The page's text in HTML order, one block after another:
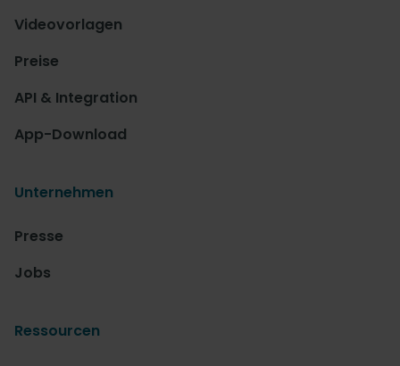
Videovorlagen
Preise
API & Integration
App-Download
Unternehmen
Presse
Jobs
Ressourcen